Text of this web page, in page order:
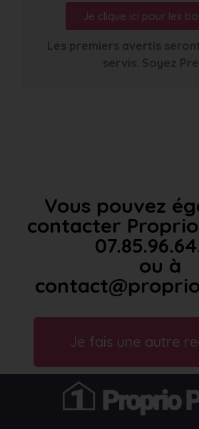
Je clique ici pour les
Les premiers avertis
servis. Soyez
Vous pouvez
contacter
ou à
Je fais une autre